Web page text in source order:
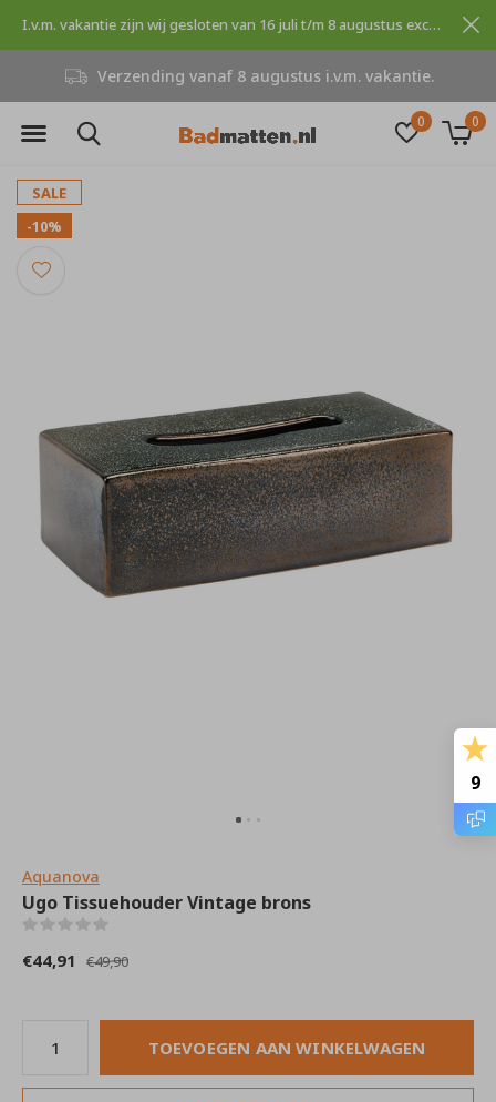
0 0
Niet goed, geld terug
I.v.m. vakantie zijn wij gesloten van 16 juli t/m 8 augustus excuses voor dit ongemak.
SALE
-10%
Aquanova
Ugo Tissuehouder Vintage brons
€44,91 €49,90
TOEVOEGEN AAN WINKELWAGEN
9